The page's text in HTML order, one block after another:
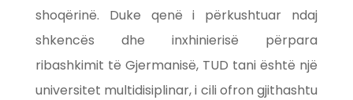
shoqërinë. Duke qenë i përkushtuar ndaj
shkencës dhe inxhinierisë përpara
ribashkimit të Gjermanisë, TUD tani është një
universitet multidisiplinar, i cili ofron gjithashtu